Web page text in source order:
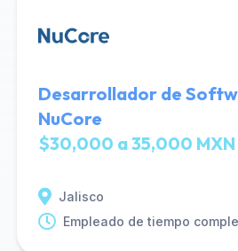
Desarrollador de
NuCore
$30,000 a 35,000
Jalisco
Empleado de tiempo